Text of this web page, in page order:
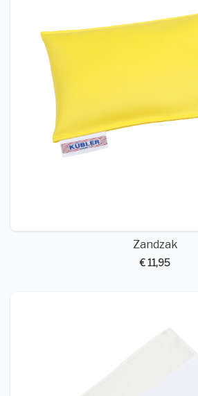
Zandzak
€ 11,95